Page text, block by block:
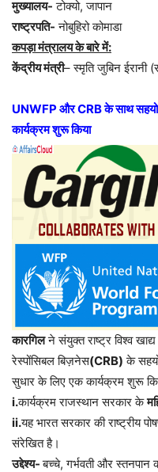
मुख्यालय- टोक्यो, जापान
राष्ट्रपति- नोबुहिरो कोमाडा
कपड़ा मंत्रालय के बारे में:
केंद्रीय मंत्री– स्मृति जुबिन ईरानी
UNWFP और CRB के साथ
कार्यक्रम शुरू किया
कारगिलने संयुक्त राष्ट्र विश्व
रेस्पोंसिबल बिज़नेस(CRB) के
सुधार के लिए एक कार्यक्रम शुरू
i.कार्यक्रम राजस्थान सरकार के
ii.यह भारत सरकार की राष्ट्रीय
संरेखित है।
उद्देश्य-बच्चे, गर्भवती और स्तनपान